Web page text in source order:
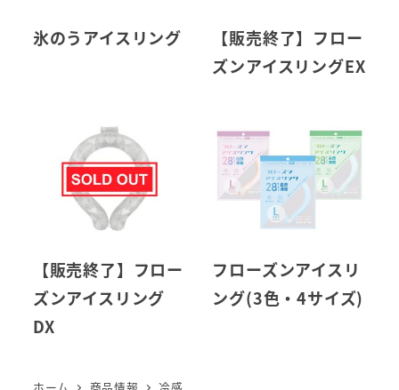
氷のうアイスリング
【販売終了】フロー
ズンアイスリングEX
【販売終了】フロー
ズンアイスリング
DX
フローズンアイスリ
ング(3色・4サイズ)